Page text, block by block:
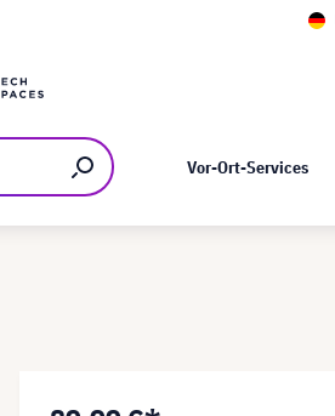
Kunst
Vor-Ort-Services